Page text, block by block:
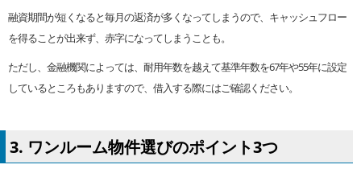
融資期間が短くなると毎月の返済が多くなってしまうので、キャッシュフロー
を得ることが出来ず、赤字になってしまうことも。
ただし、金融機関によっては、耐用年数を越えて基準年数を67年や55年に設定
しているところもありますので、借入する際にはご確認ください。
3. ワンルーム物件選びのポイント3つ